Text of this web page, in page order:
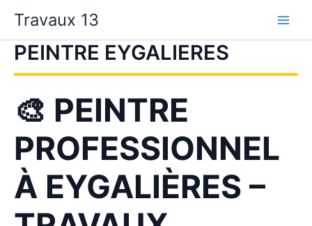
contenu
Travaux 13
PEINTRE EYGALIERES
🎨 PEINTRE
PROFESSIONNEL
À EYGALIÈRES –